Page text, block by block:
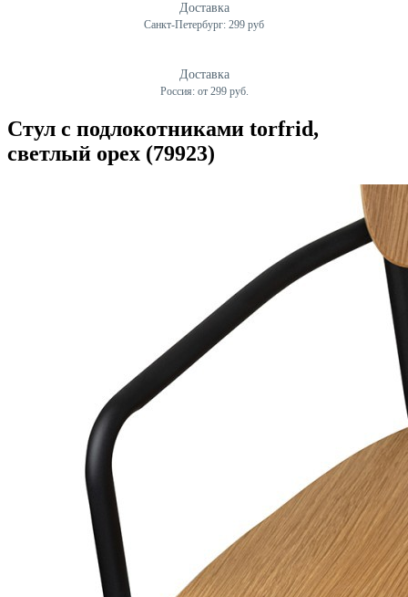
Доставка
Санкт-Петербург: 299 руб
Доставка
Россия: от 299 руб.
Стул с подлокотниками torfrid,
светлый орех (79923)